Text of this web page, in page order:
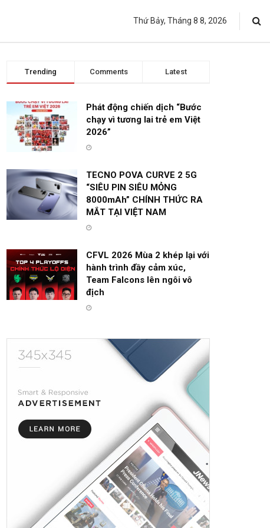
Thứ Bảy, Tháng 8 8, 2026
Trending Comments Latest
Phát động chiến dịch “Bước
chạy vì tương lai trẻ em Việt
2026”
TECNO POVA CURVE 2 5G
“SIÊU PIN SIÊU MỎNG
8000mAh” CHÍNH THỨC RA
MẮT TẠI VIỆT NAM
CFVL 2026 Mùa 2 khép lại với
hành trình đầy cảm xúc,
Team Falcons lên ngôi vô
địch